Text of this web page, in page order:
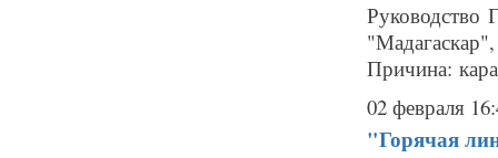
Руководство
Причина:
02 февраля
"Горячая